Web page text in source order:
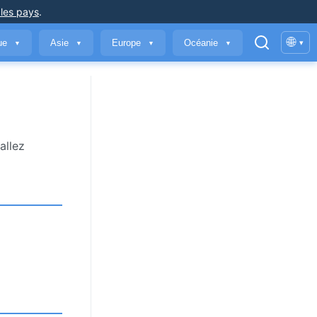
pays.
▼ Asie ▼ Europe ▼ Océanie ▼ 🌐 ▾